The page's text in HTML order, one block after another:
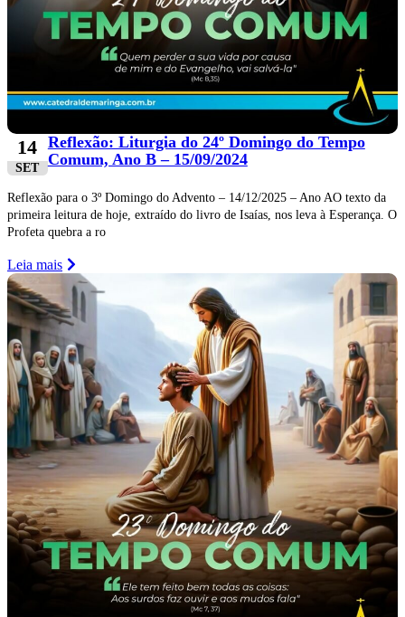
14
SET
Reflexão: Liturgia do 24º Domingo do Tempo
Comum, Ano B – 15/09/2024
Reflexão para o 3º Domingo do Advento – 14/12/2025 – Ano AO texto da
primeira leitura de hoje, extraído do livro de Isaías, nos leva à Esperança. O
Profeta quebra a ro
Leia mais